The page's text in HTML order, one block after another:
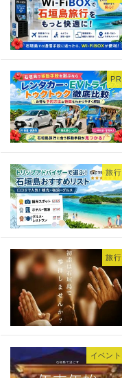
PR
旅行
旅行
イベント